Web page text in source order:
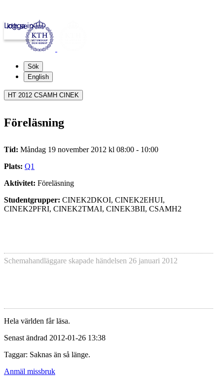
kth.se
Logga in
Sök
English
HT 2012 CSAMH CINEK
Föreläsning
Tid: Måndag 19 november 2012 kl 08:00 - 10:00
Plats: Q1
Aktivitet: Föreläsning
Studentgrupper: CINEK2DKOI, CINEK2EHUI,
CINEK2PFRI, CINEK2TMAI, CINEK3BII, CSAMH2
Schemahandläggare skapade händelsen 26 januari 2012
Hela världen får läsa.
Senast ändrad 2012-01-26 13:38
Taggar: Saknas än så länge.
Anmäl missbruk